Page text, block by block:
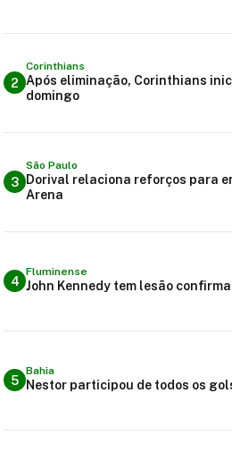
2
Corinthians
Após eliminação, Corinthians
domingo
3
São Paulo
Dorival relaciona reforços para
Arena
4
Fluminense
John Kennedy tem lesão
5
Bahia
Nestor participou de todos os